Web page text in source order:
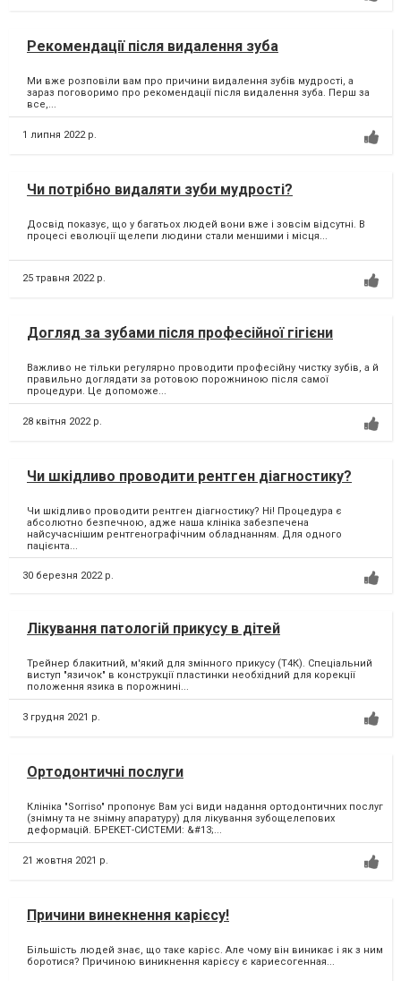
Рекомендації після видалення зуба
Ми вже розповіли вам про причини видалення зубів мудрості, а
зараз поговоримо про рекомендації після видалення зуба. Перш за
все,...
1 липня 2022 р.
Чи потрібно видаляти зуби мудрості?
Досвід показує, що у багатьох людей вони вже і зовсім відсутні. В
процесі еволюції щелепи людини стали меншими і місця...
25 травня 2022 р.
Догляд за зубами після професійної гігієни
Важливо не тільки регулярно проводити професійну чистку зубів, а й
правильно доглядати за ротовою порожниною після самої
процедури. Це допоможе...
28 квітня 2022 р.
Чи шкідливо проводити рентген діагностику?
Чи шкідливо проводити рентген діагностику? Ні! Процедура є
абсолютно безпечною, адже наша клініка забезпечена
найсучаснішим рентгенографічним обладнанням. Для одного
пацієнта...
30 березня 2022 р.
Лікування патологій прикусу в дітей
Трейнер блакитний, м'який для змінного прикусу (Т4К). Спеціальний
виступ "язичок" в конструкції пластинки необхідний для корекції
положення язика в порожнині...
3 грудня 2021 р.
Ортодонтичні послуги
Клініка "Sorriso" пропонує Вам усі види надання ортодонтичних послуг
(знімну та не знімну апаратуру) для лікування зубощелепових
деформацій. БРЕКЕТ-СИСТЕМИ: &#13;...
21 жовтня 2021 р.
Причини винекнення карієсу!
Більшість людей знає, що таке карієс. Але чому він виникає і як з ним
боротися? Причиною виникнення карієсу є кариесогенная...